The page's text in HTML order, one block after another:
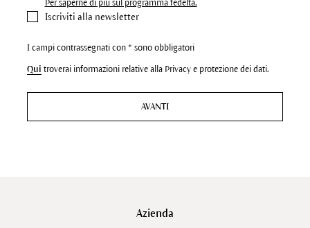
Per saperne di più sul programma fedeltà.
Iscriviti alla newsletter
I campi contrassegnati con * sono obbligatori
Qui troverai informazioni relative alla Privacy e protezione dei dati.
AVANTI
Azienda